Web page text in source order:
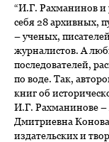
“И.Г. Рахманинов и
себя 28 архивных,
– ученых,
журналистов. А
последователей,
по воде. Так,
книг об
И.Г. Рахманинове –
Дмитриевна
издательских и